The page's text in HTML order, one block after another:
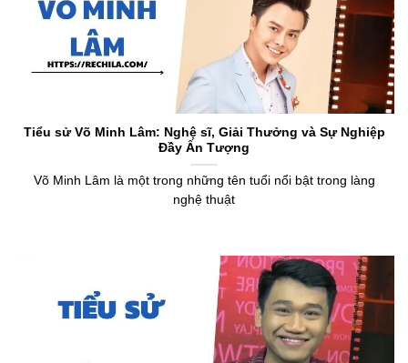
Tiểu sử Võ Minh Lâm: Nghệ sĩ, Giải Thưởng và Sự Nghiệp
Đầy Ấn Tượng
Võ Minh Lâm là một trong những tên tuổi nổi bật trong làng
nghệ thuật